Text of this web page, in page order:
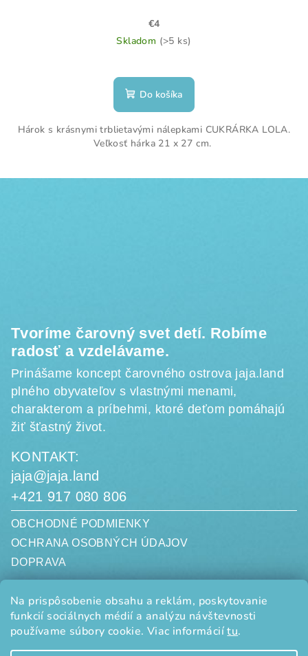
Na prispôsobenie obsahu a reklám, poskytovanie
funkcií sociálnych médií a analýzu návštevnosti
používame súbory cookie. Viac informáciítu.
€4
Skladom (>5 ks)
Do košíka
Hárok s krásnymi trblietavými nálepkami CUKRÁRKA LOLA.
Veľkosť hárka 21 x 27 cm.
Tvoríme čarovný svet detí. Robíme
radosť a vzdelávame.
Prinášame koncept čarovného ostrova jaja.land
plného obyvateľov s vlastnými menami,
charakterom a príbehmi, ktoré deťom pomáhajú
žiť šťastný život.
KONTAKT:
jaja@jaja.land
+421 917 080 806
OBCHODNÉ PODMIENKY
OCHRANA OSOBNÝCH ÚDAJOV
DOPRAVA
Limbová 3058/20
010 07 ŽILINA
SLOVENSKO